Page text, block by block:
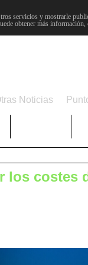
servicios y mostrarle
obtener más
Noticias
los costes